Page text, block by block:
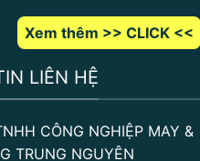
Xem thêm >> CLICK <<
LIÊN HỆ
CÔNG NGHIỆP MAY &
TRUNG NGUYÊN